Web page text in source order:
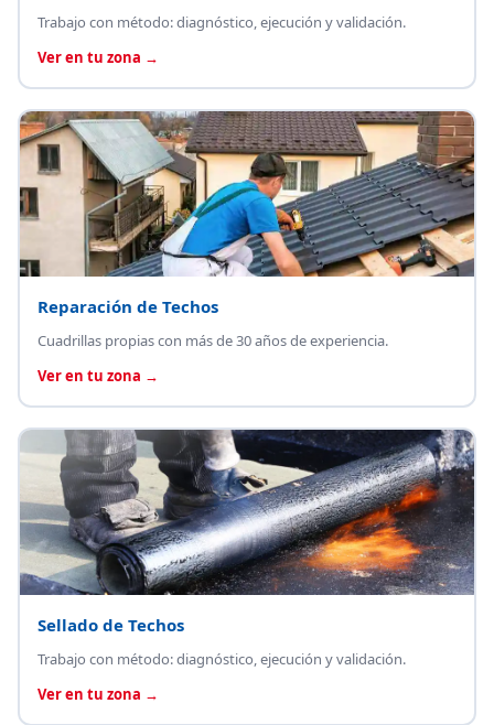
Trabajo con método: diagnóstico, ejecución y validación.
Ver en tu zona →
Reparación de Techos
Cuadrillas propias con más de 30 años de experiencia.
Ver en tu zona →
Sellado de Techos
Trabajo con método: diagnóstico, ejecución y validación.
Ver en tu zona →